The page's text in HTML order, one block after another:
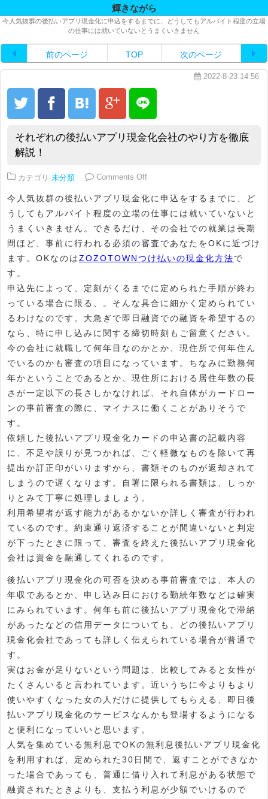
輝きながら
今人気抜群の後払いアプリ現金化に申込をするまでに、どうしてもアルバイト程度の立場
の仕事には就いていないとうまくいきません
前のページ TOP 次のページ
2022-8-23 14:56
それぞれの後払いアプリ現金化会社のやり方を徹底
解説！
カテゴリ 未分類 Comments Offon それぞれの後払いアプリ現金
今人気抜群の後払いアプリ現金化に申込をするまでに、ど
うしてもアルバイト程度の立場の仕事には就いていないと
うまくいきません。できるだけ、その会社での就業は長期
間ほど、事前に行われる必須の審査であなたをOKに近づけ
ます。OKなのはZOZOTOWNつけ払いの現金化方法で
す。
申込先によって、定刻がくるまでに定められた手順が終わ
っている場合に限る、。そんな具合に細かく定められてい
るわけなのです。大急ぎで即日融資での融資を希望するの
なら、特に申し込みに関する締切時刻もご留意ください。
今の会社に就職して何年目なのかとか、現住所で何年住ん
でいるのかも審査の項目になっています。ちなみに勤務何
年かということであるとか、現住所における居住年数の長
さが一定以下の長さしかなければ、それ自体がカードロー
ンの事前審査の際に、マイナスに働くことがありそうで
す。
依頼した後払いアプリ現金化カードの申込書の記載内容
に、不足や誤りが見つかれば、ごく軽微なものを除いて再
提出か訂正印がいりますから、書類そのものが返却されて
しまうので遅くなります。自署に限られる書類は、しっか
りとみて丁寧に処理しましょう。
利用希望者が返す能力があるかないか詳しく審査が行われ
ているのです。約束通り返済することが間違いないと判定
が下ったときに限って、審査を終えた後払いアプリ現金化
会社は資金を融通してくれるのです。
後払いアプリ現金化の可否を決める事前審査では、本人の
年収であるとか、申し込み日における勤続年数などは確実
にみられています。何年も前に後払いアプリ現金化で滞納
があったなどの信用データについても、どの後払いアプリ
現金化会社であっても詳しく伝えられている場合が普通で
す。
実はお金が足りないという問題は、比較してみると女性が
たくさんいると言われています。近いうちに今よりもより
使いやすくなった女の人だけに提供してもらえる、即日後
払いアプリ現金化のサービスなんかも登場するようになる
と便利になっていいと思います。
人気を集めている無利息でOKの無利息後払いアプリ現金化
を利用すれば、定められた30日間で、返すことができなか
った場合であっても、普通に借り入れて利息がある状態で
融資されたときよりも、支払う利息が少額でいけるので